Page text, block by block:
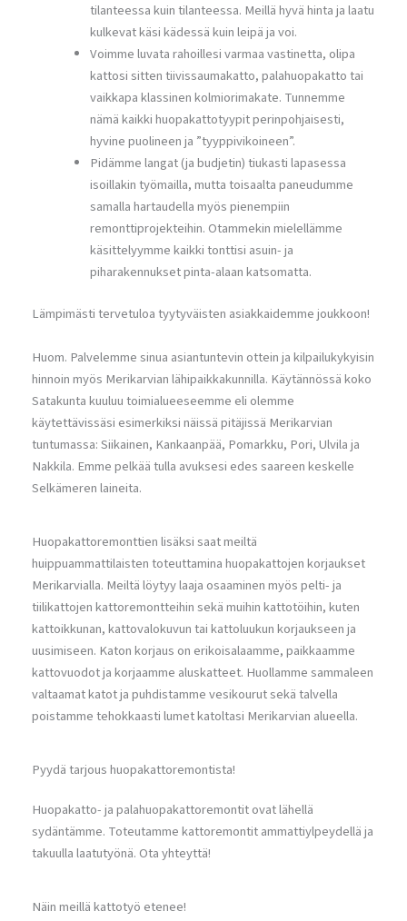
tilanteessa kuin tilanteessa. Meillä hyvä hinta ja laatu
kulkevat käsi kädessä kuin leipä ja voi.
Voimme luvata rahoillesi varmaa vastinetta, olipa
kattosi sitten tiivissaumakatto, palahuopakatto tai
vaikkapa klassinen kolmiorimakate. Tunnemme
nämä kaikki huopakattotyypit perinpohjaisesti,
hyvine puolineen ja ”tyyppivikoineen”.
Pidämme langat (ja budjetin) tiukasti lapasessa
isoillakin työmailla, mutta toisaalta paneudumme
samalla hartaudella myös pienempiin
remonttiprojekteihin. Otammekin mielellämme
käsittelyymme kaikki tonttisi asuin- ja
piharakennukset pinta-alaan katsomatta.
Lämpimästi tervetuloa tyytyväisten asiakkaidemme joukkoon!
Huom. Palvelemme sinua asiantuntevin ottein ja kilpailukykyisin
hinnoin myös Merikarvian lähipaikkakunnilla. Käytännössä koko
Satakunta kuuluu toimialueeseemme eli olemme
käytettävissäsi esimerkiksi näissä pitäjissä Merikarvian
tuntumassa: Siikainen, Kankaanpää, Pomarkku, Pori, Ulvila ja
Nakkila. Emme pelkää tulla avuksesi edes saareen keskelle
Selkämeren laineita.
Huopakattoremonttien lisäksi saat meiltä
huippuammattilaisten toteuttamina huopakattojen korjaukset
Merikarvialla. Meiltä löytyy laaja osaaminen myös pelti- ja
tiilikattojen kattoremontteihin sekä muihin kattotöihin, kuten
kattoikkunan, kattovalokuvun tai kattoluukun korjaukseen ja
uusimiseen. Katon korjaus on erikoisalaamme, paikkaamme
kattovuodot ja korjaamme aluskatteet. Huollamme sammaleen
valtaamat katot ja puhdistamme vesikourut sekä talvella
poistamme tehokkaasti lumet katoltasi Merikarvian alueella.
Pyydä tarjous huopakattoremontista!
Huopakatto- ja palahuopakattoremontit ovat lähellä
sydäntämme. Toteutamme kattoremontit ammattiylpeydellä ja
takuulla laatutyönä. Ota yhteyttä!
Näin meillä kattotyö etenee!